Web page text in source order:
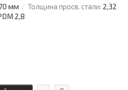
мм Толщина просв. стали: 2,32
2,8